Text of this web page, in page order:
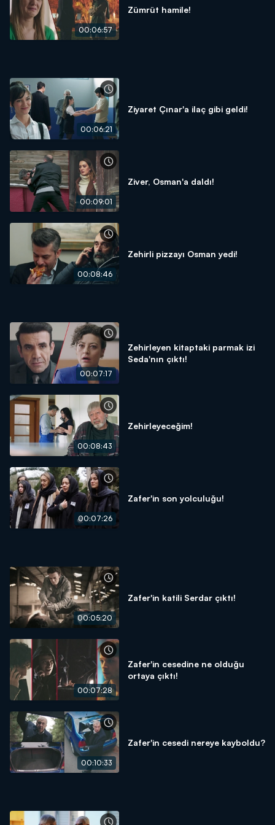
00:06:57
Zümrüt hamile!
00:06:21
Ziyaret Çınar'a ilaç gibi geldi!
00:09:01
Ziver, Osman'a daldı!
00:08:46
Zehirli pizzayı Osman yedi!
00:07:17
Zehirleyen kitaptaki parmak izi
Seda'nın çıktı!
00:08:43
Zehirleyeceğim!
00:07:26
Zafer'in son yolculuğu!
00:05:20
Zafer'in katili Serdar çıktı!
00:07:28
Zafer'in cesedine ne olduğu
ortaya çıktı!
00:10:33
Zafer'in cesedi nereye kayboldu?